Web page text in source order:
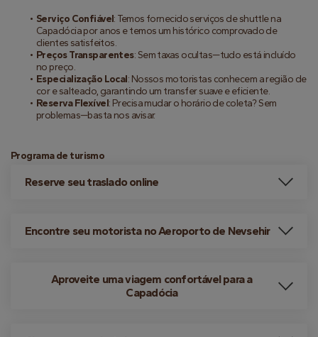
Serviço Confiável: Temos fornecido serviços de shuttle na
Capadócia por anos e temos um histórico comprovado de
clientes satisfeitos.
Preços Transparentes: Sem taxas ocultas—tudo está incluído
no preço.
Especialização Local: Nossos motoristas conhecem a região de
cor e salteado, garantindo um transfer suave e eficiente.
Reserva Flexível: Precisa mudar o horário de coleta? Sem
problemas—basta nos avisar.
Programa de turismo
Reserve seu traslado online
Encontre seu motorista no Aeroporto de Nevsehir
Aproveite uma viagem confortável para a
Capadócia